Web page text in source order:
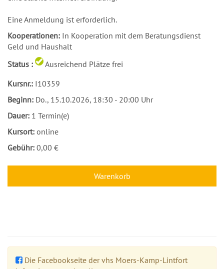
Eine Anmeldung ist erforderlich.
Kooperationen: In Kooperation mit dem Beratungsdienst
Geld und Haushalt
Status :
Ausreichend Plätze frei
Kursnr.: I10359
Beginn: Do., 15.10.2026, 18:30 - 20:00 Uhr
Dauer: 1 Termin(e)
Kursort: online
Gebühr: 0,00 €
Warenkorb
Die Facebookseite der vhs Moers-Kamp-Lintfort